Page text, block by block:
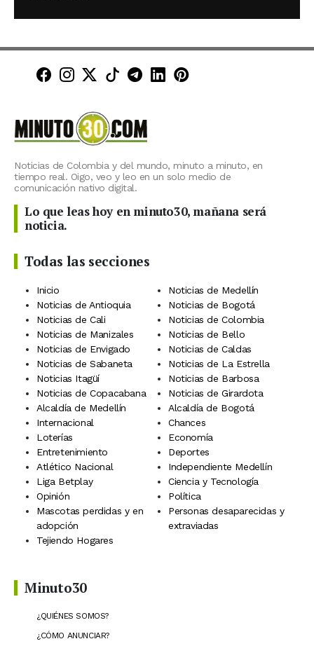
Minuto30 en Facebook
Minuto30 en Instagram
Minuto30 en X (Twitter)
Minuto30 en TikTok
Canal de Minuto30 en
Minuto30 en LinkedIn
Minuto30 en
Noticias de Colombia y del mundo, minuto a minuto, en
tiempo real. Oigo, veo y leo en un solo medio de
comunicación nativo digital.
Lo que leas hoy en minuto30, mañana será
noticia.
Todas las secciones
Inicio
Noticias de Medellín
Noticias de Antioquia
Noticias de Bogotá
Noticias de Cali
Noticias de Colombia
Noticias de Manizales
Noticias de Bello
Noticias de Envigado
Noticias de Caldas
Noticias de Sabaneta
Noticias de La Estrella
Noticias Itagüí
Noticias de Barbosa
Noticias de Copacabana
Noticias de Girardota
Alcaldía de Medellín
Alcaldía de Bogotá
Internacional
Chances
Loterías
Economía
Entretenimiento
Deportes
Atlético Nacional
Independiente Medellín
Liga Betplay
Ciencia y Tecnología
Opinión
Política
Mascotas perdidas y en
adopción
Personas desaparecidas y
extraviadas
Tejiendo Hogares
Minuto30
¿QUIÉNES SOMOS?
¿CÓMO ANUNCIAR?